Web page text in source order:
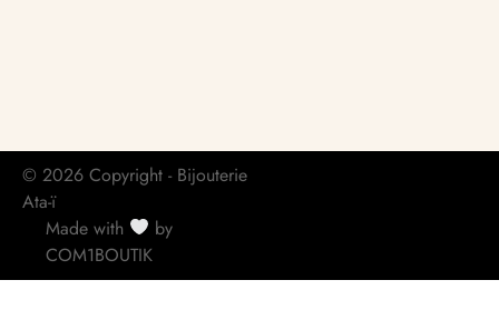
© 2026 Copyright - Bijouterie
Ata-ï
Made with
by
COM1BOUTIK